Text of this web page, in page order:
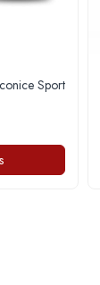
Sport